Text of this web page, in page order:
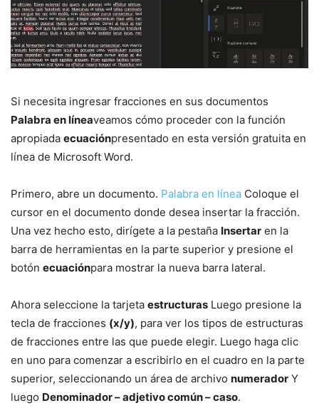
Si necesita ingresar fracciones en sus documentos
Palabra en líneaveamos cómo proceder con la función
apropiada ecuaciónpresentado en esta versión gratuita en
línea de Microsoft Word.
Primero, abre un documento. Palabra en línea Coloque el
cursor en el documento donde desea insertar la fracción.
Una vez hecho esto, dirígete a la pestaña Insertar en la
barra de herramientas en la parte superior y presione el
botón ecuaciónpara mostrar la nueva barra lateral.
Ahora seleccione la tarjeta estructuras Luego presione la
tecla de fracciones (x/y), para ver los tipos de estructuras
de fracciones entre las que puede elegir. Luego haga clic
en uno para comenzar a escribirlo en el cuadro en la parte
superior, seleccionando un área de archivo numerador Y
luego Denominador – adjetivo común – caso.